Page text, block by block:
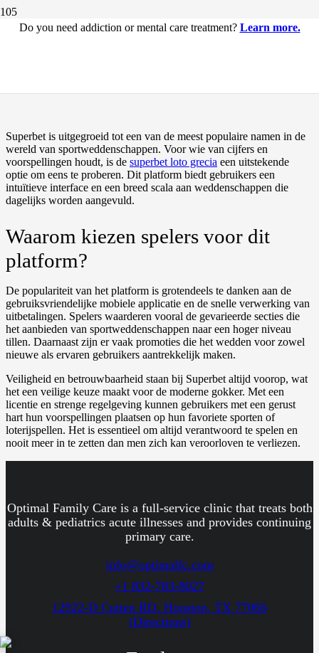
Do you need addiction or mental care treatment? Learn more.
Alles wat je moet weten over
Superbet is uitgegroeid tot een van de meest populaire namen in de
wereld van sportweddenschappen. Voor wie van cijfers en
voorspellingen houdt, is de superbet loto grecia een uitstekende
optie om eens te proberen. Dit platform biedt gebruikers een
intuïtieve interface en een breed scala aan weddenschappen die
dagelijks worden aangevuld.
Waarom kiezen spelers voor dit
platform?
De populariteit van het platform is grotendeels te danken aan de
gebruiksvriendelijke mobiele applicatie en de snelle verwerking van
uitbetalingen. Spelers waarderen vooral de gevarieerde secties die
het aanbieden van sportweddenschappen naar een hoger niveau
tillen. Daarnaast zijn er vaak promoties die het wedden voor zowel
nieuwe als ervaren gebruikers aantrekkelijk maken.
Veiligheid en betrouwbaarheid staan bij Superbet altijd voorop, wat
het een veilige keuze maakt voor de moderne gokker. Met een
licentie en strenge regelgeving kunnen gebruikers met een gerust
hart hun voorspellingen plaatsen op hun favoriete sporten of
loterijspellen. Het is essentieel om altijd verantwoord te spelen en
nooit meer in te zetten dan men zich kan veroorloven te verliezen.
Optimal Family Care is a full-service clinic that treats both
adults & pediatrics acute illnesses and provides continuing
primary care.
info@optimalfc.com
+1 832-783-8027
12922-D Cutten RD. Houston, TX 77066
(Directions)